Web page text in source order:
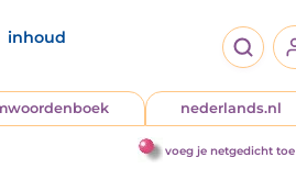
inhoud
nederlands.nl
voeg je netgedicht toe